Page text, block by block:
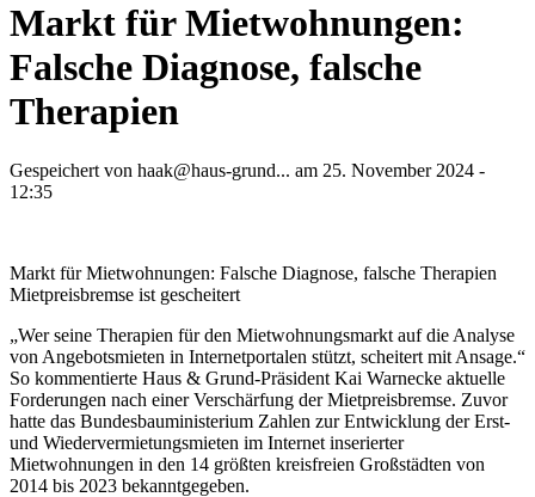
Markt für Mietwohnungen:
Falsche Diagnose, falsche
Therapien
Gespeichert von haak@haus-grund... am 25. November 2024 -
12:35
Markt für Mietwohnungen: Falsche Diagnose, falsche Therapien
Mietpreisbremse ist gescheitert
„Wer seine Therapien für den Mietwohnungsmarkt auf die Analyse
von Angebotsmieten in Internetportalen stützt, scheitert mit Ansage.“
So kommentierte Haus & Grund-Präsident Kai Warnecke aktuelle
Forderungen nach einer Verschärfung der Mietpreisbremse. Zuvor
hatte das Bundesbauministerium Zahlen zur Entwicklung der Erst-
und Wiedervermietungsmieten im Internet inserierter
Mietwohnungen in den 14 größten kreisfreien Großstädten von
2014 bis 2023 bekanntgegeben.